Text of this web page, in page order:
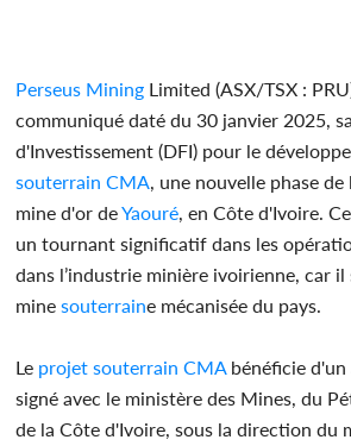
Perseus Mining Limited (ASX/TSX :
communiqué daté du 30 janvier 2025,
d'Investissement (DFI) pour le
souterrain CMA , une nouvelle phase
mine d'or deYaouré , en Côte d'Ivoire.
un tournant significatif dans les
dans l’industrie minière ivoirienne, car
mine souterraine mécanisée du pays.
Le projet souterrain CMA bénéficie
signé avec le ministère des Mines, du
de la Côte d'Ivoire, sous la direction du